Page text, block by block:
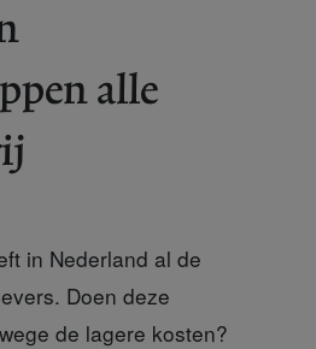
alle
in Nederland al de
Doen deze
de lagere kosten?